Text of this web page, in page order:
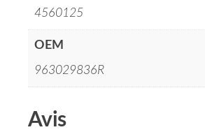
4560125
OEM
963029836R
Avis